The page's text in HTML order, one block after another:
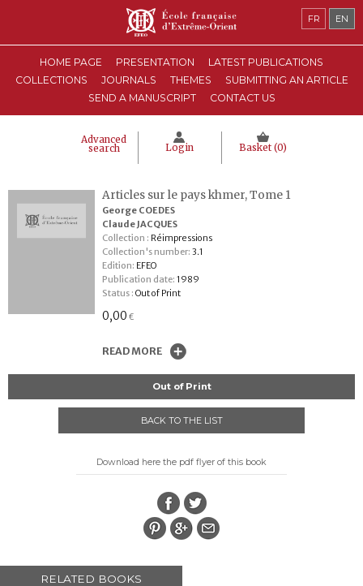
HOME PAGE PRESENTATION
LATEST PUBLICATIONS
COLLECTIONS
JOURNALS THEMES
SUBMITTING AN ARTICLE
SEND A MANUSCRIPT
CONTACT US
Advanced
search Login Basket (0)
FR EN
Articles sur le pays khmer, Tome 1
George COEDES
Claude JACQUES
Collection : Réimpressions
Collection's number: 3.1
Edition: EFEO
Publication date: 1989
Status : Out of Print
0,00 €
READ MORE
Out of Print
BACK TO THE LIST
Download here the pdf flyer of this book
RELATED BOOKS